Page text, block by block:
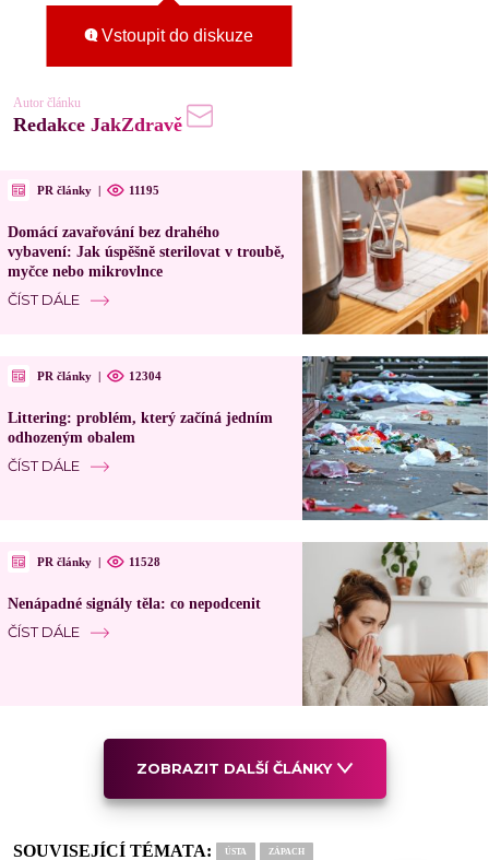
Vstoupit do diskuze
Autor článku
Redakce JakZdravě
PR články | 11195
Domácí zavařování bez drahého
vybavení: Jak úspěšně sterilovat v troubě,
myčce nebo mikrovlnce
ČÍST DÁLE
PR články | 12304
Littering: problém, který začíná jedním
odhozeným obalem
ČÍST DÁLE
PR články | 11528
Nenápadné signály těla: co nepodcenit
ČÍST DÁLE
ZOBRAZIT DALŠÍ ČLÁNKY
SOUVISEJÍCÍ TÉMATA: ÚSTA ZÁPACH